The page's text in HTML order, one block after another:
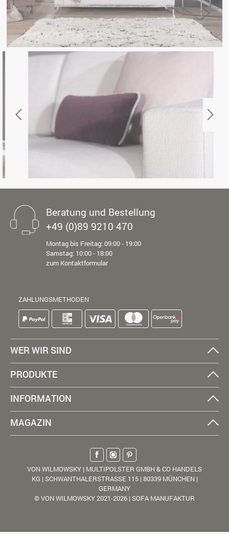
Beratung und Bestellung
+49 (0)89 9210 470
Montag bis Freitag: 09:00 - 19:00
Samstag: 10:00 - 18:00
zum Kontaktformular
ZAHLUNGSMETHODEN
WER WIR SIND
PRODUKTE
INFORMATION
MAGAZIN
VON WILMOWSKY | MULTIPOLSTER GMBH & CO HANDELS
KG | SCHWANTHALERSTRASSE 115 | 80339 MÜNCHEN |
GERMANY
© VON WILMOWSKY 2021-2026 | SOFA MANUFAKTUR